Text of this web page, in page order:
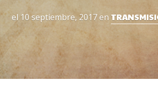
el 10 septiembre, 2017 en